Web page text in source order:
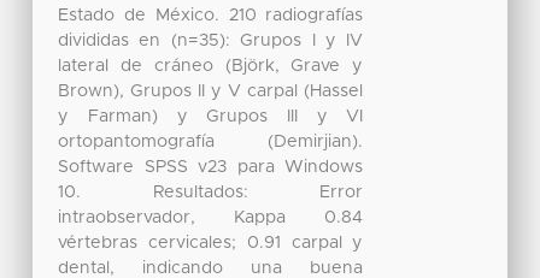
Estado de México. 210 radiografías
divididas en (n=35): Grupos I y IV
lateral de cráneo (Björk, Grave y
Brown), Grupos II y V carpal (Hassel
y Farman) y Grupos III y VI
ortopantomografía (Demirjian).
Software SPSS v23 para Windows
10. Resultados: Error
intraobservador, Kappa 0.84
vértebras cervicales; 0.91 carpal y
dental, indicando una buena